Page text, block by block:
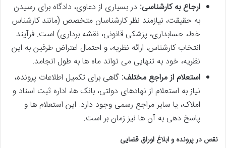
ارجاع به کارشناسی: در بسیاری از دعاوی، دادگاه برای رسیدن
به حقیقت، نیازمند نظر کارشناسان متخصص (مانند کارشناس
خط، حسابداری، پزشکی قانونی، نقشه برداری) است. فرآیند
انتخاب کارشناس، ارائه نظریه، و احتمال اعتراض طرفین به این
نظریه، خود به تنهایی می تواند ماه ها به طول انجامد.
استعلام از مراجع مختلف: گاهی برای تکمیل اطلاعات پرونده،
نیاز به استعلام از نهادهای دولتی، بانک ها، اداره ثبت اسناد و
املاک، یا سایر مراجع رسمی وجود دارد. این استعلام ها و
پاسخ دهی به آن ها نیز زمان بر است.
نقص در پرونده و ابلاغ اوراق قضایی